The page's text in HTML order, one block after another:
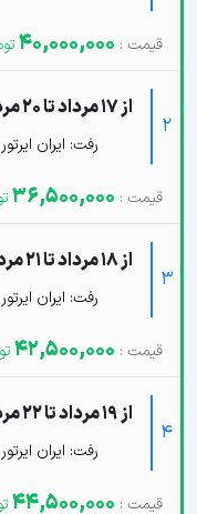
40,000,000
2
از 17 مرداد تا 20 مرداد
رفت: ایران ایرتور
36,500,000
3
از 18 مرداد تا 21 مرداد
رفت: ایران ایرتور
42,500,000
4
از 19 مرداد تا 22 مرداد
رفت: ایران ایرتور
44,500,000